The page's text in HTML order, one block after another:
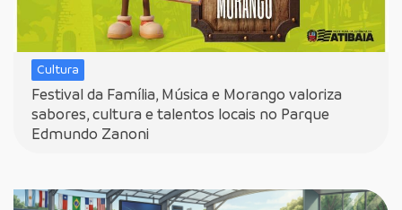
Cultura
Festival da Família, Música e Morango valoriza
sabores, cultura e talentos locais no Parque
Edmundo Zanoni